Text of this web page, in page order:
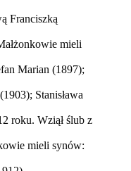
Franciszką
mieli
Marian (1897);
Stanisława
roku. Wziął ślub z
mieli synów: